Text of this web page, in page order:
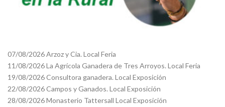
07/08/2026 Arzoz y Cia. Local Feria
11/08/2026 La Agrícola Ganadera de Tres Arroyos. Local Feria
19/08/2026 Consultora ganadera. Local Exposición
22/08/2026 Campos y Ganados. Local Exposición
28/08/2026 Monasterio Tattersall Local Exposición